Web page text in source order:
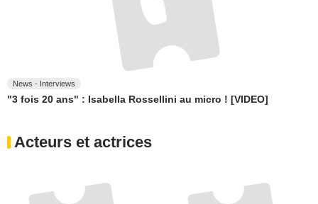
News - Interviews
"3 fois 20 ans" : Isabella Rossellini au micro ! [VIDEO]
Acteurs et actrices